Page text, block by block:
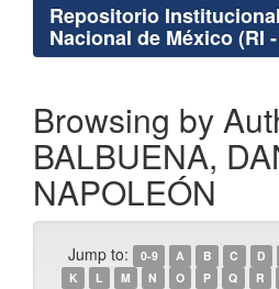
Repositorio
Nacional de México (RI
Browsing by
BALBUENA,
NAPOLEÓN
Jump to: 0-9 A B C D
K
L M N O P Q R